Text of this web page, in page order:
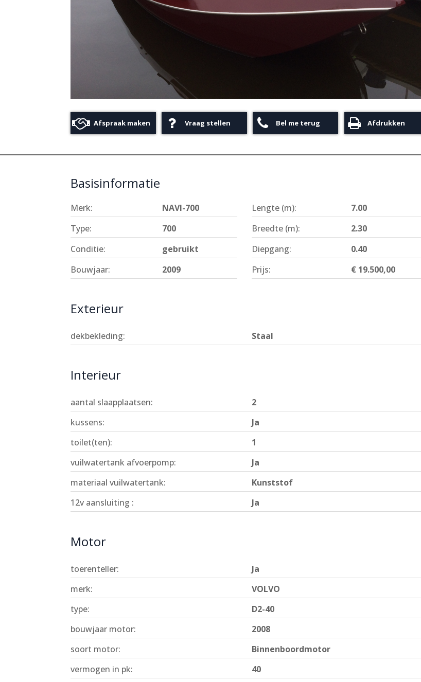
Afspraak maken Vraag stellen Bel me terug Afdrukken
Basisinformatie
Merk: NAVI-700 Lengte (m):
7.00
Type:
700 Breedte (m):
2.30
Conditie:
gebruikt Diepgang:
0.40
Bouwjaar:
2009 Prijs: € 19.500,00
Exterieur
dekbekleding: Staal
Interieur
aantal slaapplaatsen:
2
kussens:
Ja
toilet(ten):
1
vuilwatertank afvoerpomp:
Ja
materiaal vuilwatertank:
Kunststof
12v aansluiting :
Ja
Motor
toerenteller:
Ja
merk:
VOLVO
type:
D2-40
bouwjaar motor:
2008
soort motor:
Binnenboordmotor
vermogen in pk:
40